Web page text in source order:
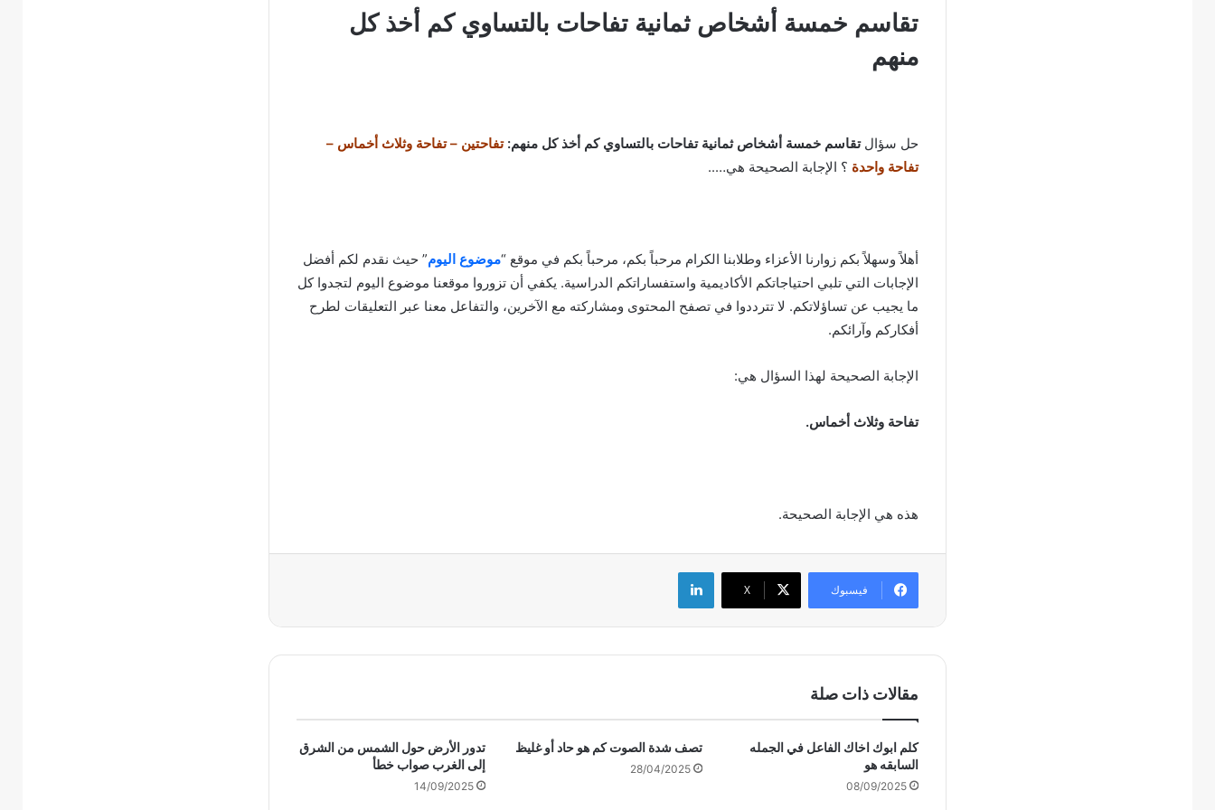
تقاسم خمسة أشخاص ثمانية تفاحات بالتساوي كم أخذ كل
منهم
حل سؤالتقاسم خمسة أشخاص ثمانية تفاحات بالتساوي كم أخذ كل منهم:تفاحتين – تفاحة وثلاث أخماس –
تفاحة واحدة ؟ الإجابة الصحيحة هي…..
أهلاً وسهلاً بكم زوارنا الأعزاء وطلابنا الكرام مرحباً بكم، مرحباً بكم في موقع “موضوع اليوم” حيث نقدم لكم أفضل
الإجابات التي تلبي احتياجاتكم الأكاديمية واستفساراتكم الدراسية. يكفي أن تزوروا موقعنا موضوع اليوم لتجدوا كل
ما يجيب عن تساؤلاتكم. لا تترددوا في تصفح المحتوى ومشاركته مع الآخرين، والتفاعل معنا عبر التعليقات لطرح
أفكاركم وآرائكم.
الإجابة الصحيحة لهذا السؤال هي:
تفاحة وثلاث أخماس.
هذه هي الإجابة الصحيحة.
فيسبوك ‫X
لينكدإن
مقالات ذات صلة
كلم ابوك اخاك الفاعل في الجمله
السابقه هو
08/09/2025
تصف شدة الصوت كم هو حاد أو غليظ
28/04/2025
تدور الأرض حول الشمس من الشرق
إلى الغرب صواب خطأ
14/09/2025